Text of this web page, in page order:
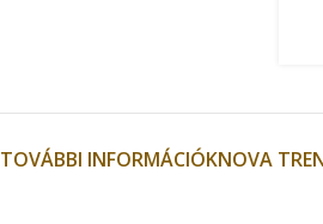
TOVÁBBI INFORMÁCIÓKNOVA